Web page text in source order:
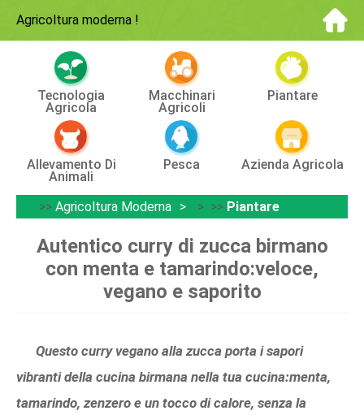
Agricoltura moderna !
Tecnologia
Agricola
Macchinari
Agricoli
Piantare
Allevamento Di
Animali
Pesca Azienda Agricola
>> Agricoltura Moderna > >> Piantare
Autentico curry di zucca birmano
con menta e tamarindo:veloce,
vegano e saporito
Questo curry vegano alla zucca porta i sapori
vibranti della cucina birmana nella tua cucina:menta,
tamarindo, zenzero e un tocco di calore, senza la